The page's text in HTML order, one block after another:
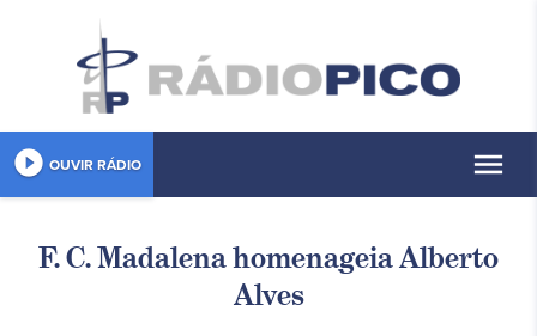
play_circle_filled OUVIR RÁDIO menu
F. C. Madalena homenageia Alberto
Alves